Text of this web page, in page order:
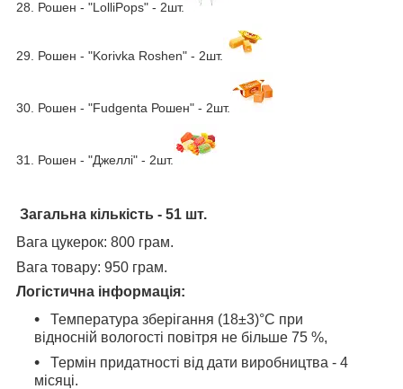
28. Рошен - "LolliPops" - 2шт.
29. Рошен - "Korivka Roshen" - 2шт.
30. Рошен - "Fudgenta Рошен" - 2шт.
31. Рошен - "Джеллі" - 2шт.
Загальна кількість - 51 шт.
Вага цукерок: 800 грам.
Вага товару: 950 грам.
Логістична інформація:
Температура зберігання (18±3)°С при
відносній вологості повітря не більше 75 %,
Термін придатності від дати виробництва - 4
місяці.